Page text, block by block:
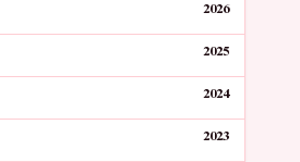
2026
2025
2024
2023